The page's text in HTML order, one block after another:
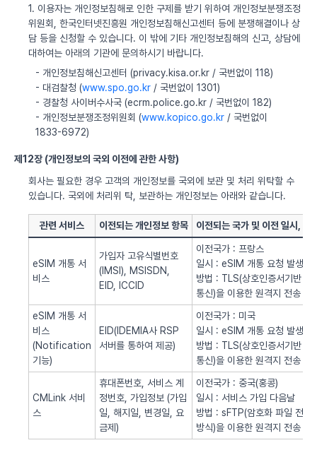
1. 이용자는 개인정보침해로 인한 구제를 받기 위하여 개인정보분쟁조정
위원회, 한국인터넷진흥원 개인정보침해신고센터 등에 분쟁해결이나 상
담 등을 신청할 수 있습니다. 이 밖에 기타 개인정보침해의 신고, 상담에
대하여는 아래의 기관에 문의하시기 바랍니다.
- 개인정보침해신고센터 (privacy.kisa.or.kr / 국번없이 118)
- 대검찰청 (www.spo.go.kr / 국번없이 1301)
- 경찰청 사이버수사국 (ecrm.police.go.kr / 국번없이 182)
- 개인정보분쟁조정위원회 (www.kopico.go.kr / 국번없이
1833-6972)
제12장 (개인정보의 국외 이전에 관한 사항)
회사는 필요한 경우 고객의 개인정보를 국외에 보관 및 처리 위탁할 수
있습니다. 국외에 처리위 탁, 보관하는 개인정보는 아래와 같습니다.
관련 서비스 이전되는 개인정보 항목 이전되는 국가 및 이전 일시, 방
eSIM 개통 서
비스
가입자 고유식별번호
(IMSI), MSISDN,
EID, ICCID
이전국가 : 프랑스
일시 : eSIM 개통 요청 발생시
방법 : TLS(상호인증서기반
통신)을 이용한 원격지 전송
eSIM 개통 서
비스
(Notification
기능)
EID(IDEMIA사 RSP
서버를 통하여 제공)
이전국가 : 미국
일시 : eSIM 개통 요청 발생시
방법 : TLS(상호인증서기반
통신)을 이용한 원격지 전송
CMLink 서비
스
휴대폰번호, 서비스 계
정번호, 가입정보 (가입
일, 해지일, 변경일, 요
금제)
이전국가 : 중국(홍콩)
일시 : 서비스 가입 다음날
방법 : sFTP(암호화 파일 전송
방식)을 이용한 원격지 전송